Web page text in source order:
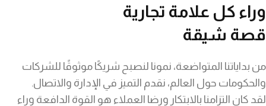
وراء كل علامة تجارية
قصة شيقة
من بداياتنا المتواضعة، نمونا لنصبح شريكًا موثوقًا للشركات
والحكومات حول العالم، نقدم التميز في الإدارة والاتصال.
لقد كان التزامنا بالابتكار ورضا العملاء هو القوة الدافعة وراء